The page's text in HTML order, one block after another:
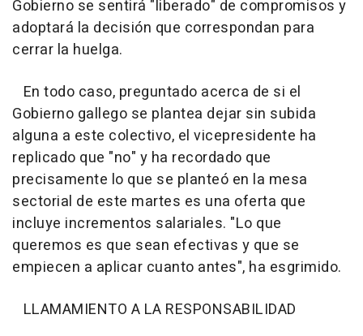
Gobierno se sentirá "liberado" de compromisos y
adoptará la decisión que correspondan para
cerrar la huelga.
En todo caso, preguntado acerca de si el
Gobierno gallego se plantea dejar sin subida
alguna a este colectivo, el vicepresidente ha
replicado que "no" y ha recordado que
precisamente lo que se planteó en la mesa
sectorial de este martes es una oferta que
incluye incrementos salariales. "Lo que
queremos es que sean efectivas y que se
empiecen a aplicar cuanto antes", ha esgrimido.
LLAMAMIENTO A LA RESPONSABILIDAD